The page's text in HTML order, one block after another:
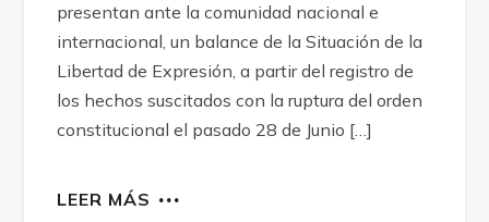
presentan ante la comunidad nacional e
internacional, un balance de la Situación de la
Libertad de Expresión, a partir del registro de
los hechos suscitados con la ruptura del orden
constitucional el pasado 28 de Junio […]
LEER MÁS